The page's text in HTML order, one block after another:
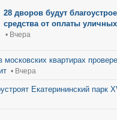
28 дворов будут
средства от оплаты
• Вчера
московских квартирах
• Вчера
Екатерининский парк